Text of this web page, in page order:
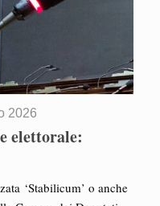
2026
elettorale:
‘Stabilicum’ o anche